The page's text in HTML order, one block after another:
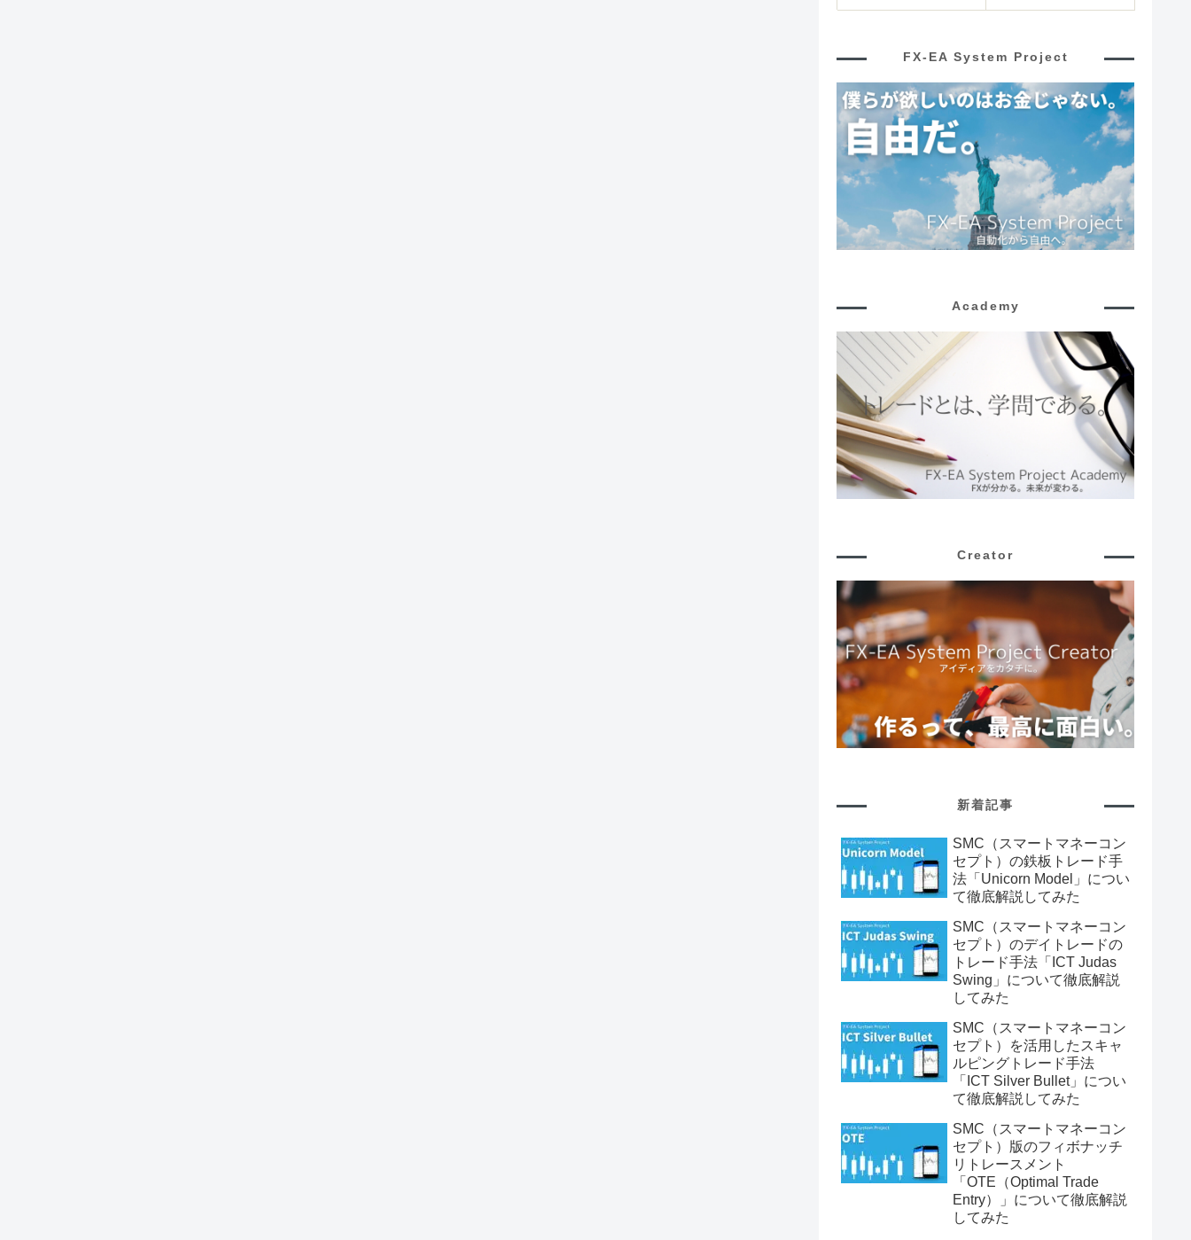
FX-EA System Project
Academy
Creator
新着記事
SMC（スマートマネーコン
セプト）の鉄板トレード手
法「Unicorn Model」につい
て徹底解説してみた
SMC（スマートマネーコン
セプト）のデイトレードの
トレード手法「ICT Judas
Swing」について徹底解説
してみた
SMC（スマートマネーコン
セプト）を活用したスキャ
ルピングトレード手法
「ICT Silver Bullet」につい
て徹底解説してみた
SMC（スマートマネーコン
セプト）版のフィボナッチ
リトレースメント
「OTE（Optimal Trade
Entry）」について徹底解説
してみた